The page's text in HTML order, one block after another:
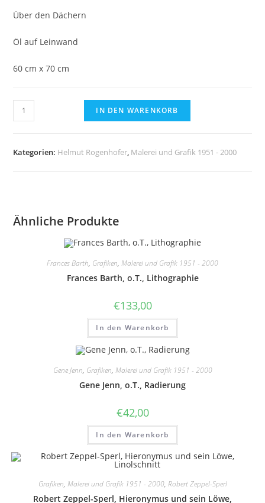
Über den Dächern
Öl auf Leinwand
60 cm x 70 cm
Helmut
Rogenhofer,
den
Leinwand
IN DEN WARENKORB
Kategorien: Helmut Rogenhofer Malerei und Grafik 1951 - 2000
Ähnliche Produkte
Frances Barth, Grafiken, Malerei und Grafik 1951 - 2000
Frances Barth, o.T., Lithographie
€133,00
In den Warenkorb
Gene Jenn, Grafiken, Malerei und Grafik 1951 - 2000
Gene Jenn, o.T., Radierung
€42,00
In den Warenkorb
Grafiken, Malerei und Grafik 1951 - 2000, Robert Zeppel-Sperl
Robert Zeppel-Sperl, Hieronymus und sein Löwe,